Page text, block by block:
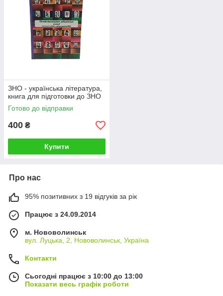
ЗНО - українська література,
книга для підготовки до ЗНО
Готово до відправки
400 ₴
Купити
Про нас
95% позитивних з 19 відгуків за рік
Працює з 24.09.2014
м. Нововолинськ
вул. Луцька, 2, Нововолинськ, Україна
Контакти
Сьогодні працює з 10:00 до 13:00
Показати весь графік роботи